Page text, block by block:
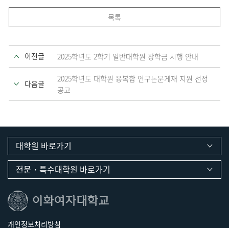
목록
이전글 2025학년도 2학기 일반대학원 장학금 시행 안내
다음글
2025학년도 대학원 융복합 연구논문게재 지원 선정
공고
대학원 바로가기
전문・특수대학원 바로가기
개인정보처리방침